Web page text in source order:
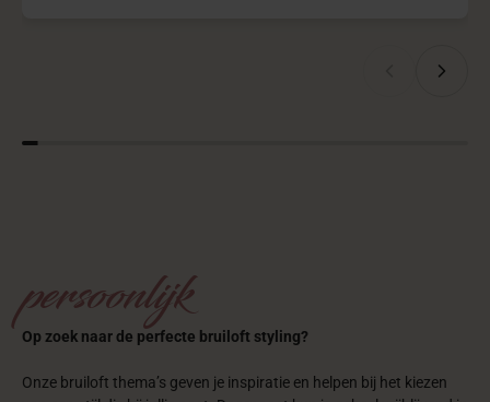
persoonlijk
Op zoek naar de perfecte bruiloft styling?
Onze bruiloft thema’s geven je inspiratie en helpen bij het kiezen